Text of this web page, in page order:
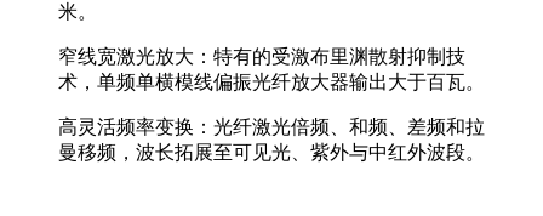
米。
窄线宽激光放大：特有的受激布里渊散射抑制技
术，单频单横模线偏振光纤放大器输出大于百瓦。
高灵活频率变换：光纤激光倍频、和频、差频和拉
曼移频，波长拓展至可见光、紫外与中红外波段。